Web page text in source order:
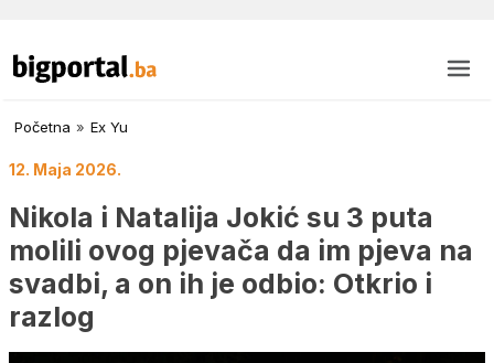
Početna » Ex Yu
12. Maja 2026.
Nikola i Natalija Jokić su 3 puta
molili ovog pjevača da im pjeva na
svadbi, a on ih je odbio: Otkrio i
razlog